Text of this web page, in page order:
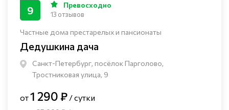
Частные дома престарелых и пансионаты
Дедушкина дача
Санкт-Петербург, посёлок Парголово,
Тростниковая улица, 9
9 Превосходно
13 отзывов
от1 290 ₽ / сутки